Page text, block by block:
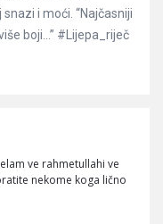
i moći. “Najčasniji
boji…” #Lijepa_riječ
ve rahmetullahi ve
nekome koga lično